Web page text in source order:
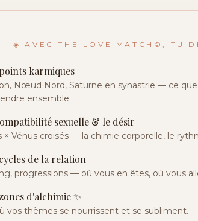
◈ AVEC THE LOVE MATCH©, TU
karmiques
Nœud Nord, Saturne en synastrie — ce
ensemble.
sexuelle & le désir
× Vénus croisés — la chimie corporelle, le
de la relation
progressions — où vous en êtes, où vous
d'alchimie ✨
vos thèmes se nourrissent et se subliment.